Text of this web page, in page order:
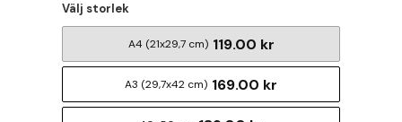
Välj storlek
A4 (21x29,7 cm) 119.00 kr
A3 (29,7x42 cm) 169.00 kr